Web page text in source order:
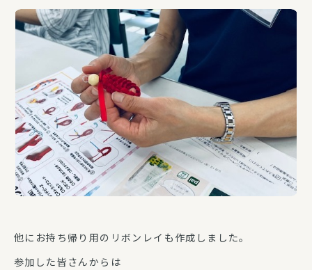
他にお持ち帰り用のリボンレイも作成しました。
参加した皆さんからは